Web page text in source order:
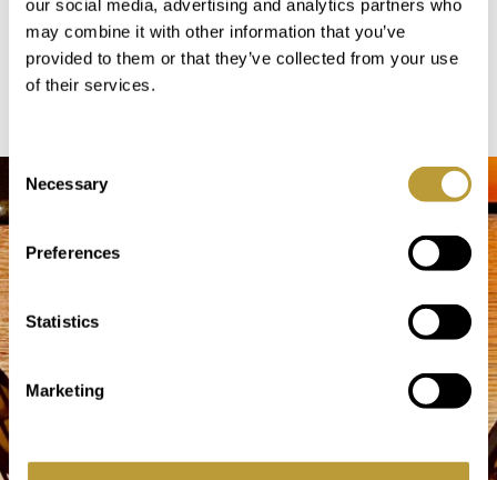
our social media, advertising and analytics partners who
may combine it with other information that you’ve
provided to them or that they’ve collected from your use
of their services.
Consent
Selection
Necessary
Preferences
Statistics
Marketing
bereitgestellte Infrastruktur
permanent unter realen
Spitzenbedingungen getestet und